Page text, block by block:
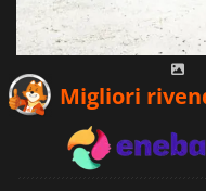
Migliori